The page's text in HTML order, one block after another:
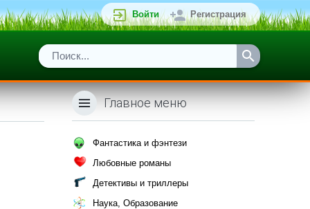
Войти Регистрация
Главное меню
Фантастика и фэнтези
Любовные романы
Детективы и триллеры
Наука, Образование